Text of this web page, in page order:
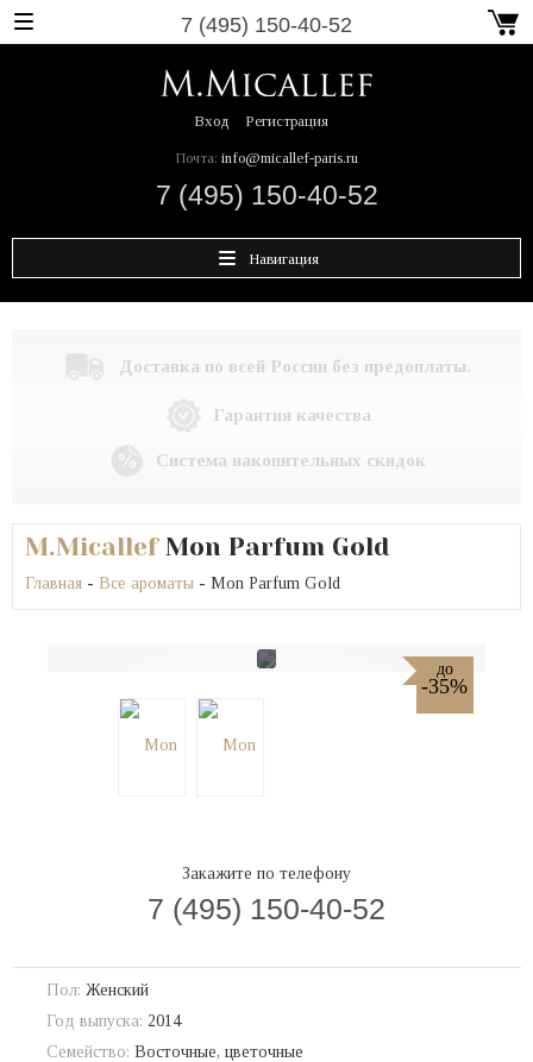
7 (495) 150-40-52
Вход Регистрация
Почта: info@micallef-paris.ru
7 (495) 150-40-52
Навигация
Доставка по всей России без предоплаты.
Гарантия качества
Система накопительных скидок
M.MicallefMon Parfum Gold
Главная - Все ароматы - Mon Parfum Gold
до
-35%
Закажите по телефону
7 (495) 150-40-52
Пол: Женский
Год выпуска: 2014
Семейство: Восточные, цветочные